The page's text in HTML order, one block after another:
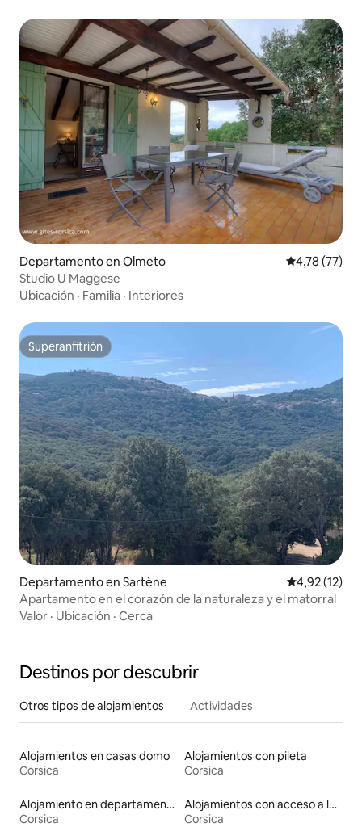
Departamento en Olmeto Calificación
4,78 (77)
Studio U Maggese
Ubicación · Familia · Interiores
Superanfitrión
Superanfitrión
Departamento en Sartène Calificación
4,92 (12)
Apartamento en el corazón de la naturaleza y el matorral
Valor · Ubicación · Cerca
Destinos por descubrir
Otros tipos de alojamientos Actividades
Alojamientos en casas domo
Corsica
Alojamientos con pileta
Corsica
Alojamiento en departamentos
Corsica
Alojamientos con acceso a las pistas de esquí
Corsica